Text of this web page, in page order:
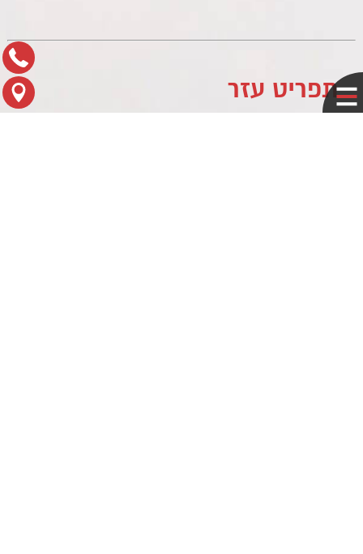
תפריט עזר